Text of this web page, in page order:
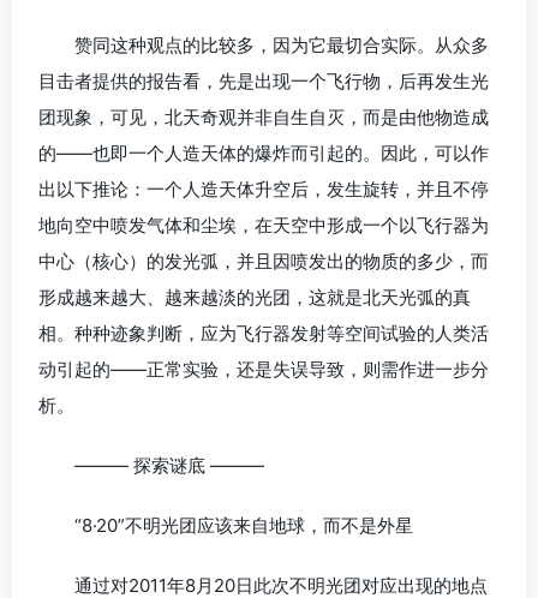
赞同这种观点的比较多，因为它最切合实际。从众多
目击者提供的报告看，先是出现一个飞行物，后再发生光
团现象，可见，北天奇观并非自生自灭，而是由他物造成
的——也即一个人造天体的爆炸而引起的。因此，可以作
出以下推论：一个人造天体升空后，发生旋转，并且不停
地向空中喷发气体和尘埃，在天空中形成一个以飞行器为
中心（核心）的发光弧，并且因喷发出的物质的多少，而
形成越来越大、越来越淡的光团，这就是北天光弧的真
相。种种迹象判断，应为飞行器发射等空间试验的人类活
动引起的——正常实验，还是失误导致，则需作进一步分
析。
——— 探索谜底 ———
“8·20”不明光团应该来自地球，而不是外星
通过对2011年8月20日此次不明光团对应出现的地点